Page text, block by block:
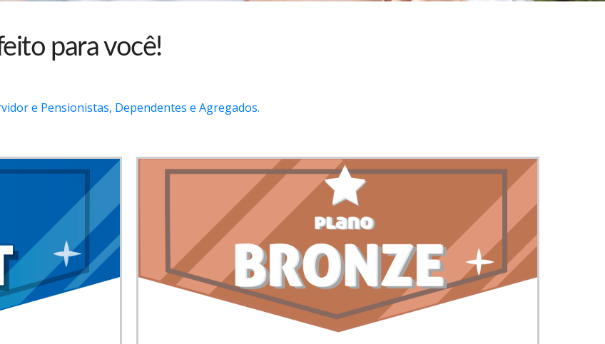
para você!
e Pensionistas, Dependentes e Agregados.